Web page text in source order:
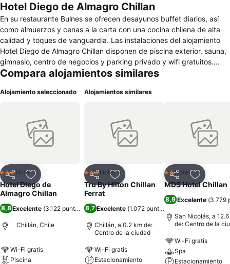
Hotel Diego de Almagro Chillan
En su restaurante Bulnes se ofrecen desayunos buffet diarios, así
como almuerzos y cenas a la carta con una cocina chilena de alta
calidad y toques de vanguardia. Las instalaciones del alojamiento
Hotel Diego de Almagro Chillan disponen de piscina exterior, sauna,
gimnasio, centro de negocios y parking privado y wifi gratuitos.
Además, tiene salones para eventos y está adaptado para personas
de la estación de ferrocarriles de la ciudad. Además, se encuentra a
equipadas con sistema de climatización individual, televisor vía
satélite, minibar, caja fuerte y baño privado con secador de cabello.
El hotel Hotel Diego de Almagro Chillan es un moderno alojamiento
atractivos turísticos como la Catedral.
Compara alojamientos similares
Alojamiento seleccionado
CompartirAgregar a favoritos
3 Estrellas
Hotel
Hotel Diego de
Almagro Chillan
8,8Excelente (3.122 puntuaciones)
Chillán, Chile
Wi-Fi gratis
Piscina
Alojamientos similares
CompartirAgregar a favoritos
3 Estrellas
Hotel
Tru By Hilton Chillan
Ferrat
8,7Excelente (1.072 puntuaciones
Chillán, a 0.2 km de:
Centro de la ciudad
Wi-Fi gratis
Estacionamiento
CompartirAgregar
2 Estrellas
Hotel
MDS Hotel Chillan
8,9 Excelente (3.779
San Nicolás, a
de: Centro de la
Wi-Fi gratis
Spa
Estacionamiento